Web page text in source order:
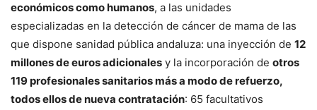
económicos como humanos, a las unidades
especializadas en la detección de cáncer de mama de las
que dispone sanidad pública andaluza: una inyección de 12
millones de euros adicionales y la incorporación de otros
119 profesionales sanitarios más a modo de refuerzo,
todos ellos de nueva contratación: 65 facultativos